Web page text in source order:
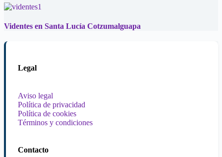
Videntes en Santa Lucía Cotzumalguapa
Legal
Aviso legal
Política de privacidad
Política de cookies
Términos y condiciones
Contacto